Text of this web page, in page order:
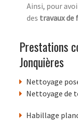
Ainsi, pour
des travaux de
Prestations
Jonquières
Nettoyage
Nettoyage de
Habillage